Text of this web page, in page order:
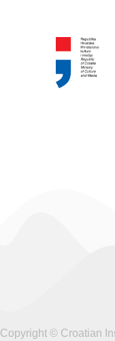
Copyright © Croatian